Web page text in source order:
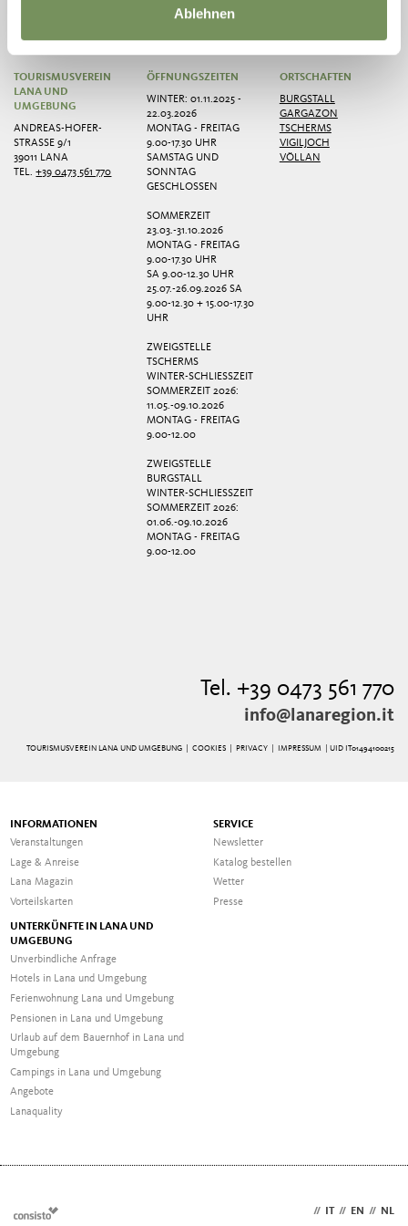
Ablehnen
TOURISMUSVEREIN
LANA UND
UMGEBUNG
ANDREAS-HOFER-
STRASSE 9/1
39011 LANA
TEL.+39 0473 561 770
ÖFFNUNGSZEITEN
WINTER: 01.11.2025 -
22.03.2026
MONTAG - FREITAG
9.00-17.30 UHR
SAMSTAG UND
SONNTAG
GESCHLOSSEN
SOMMERZEIT
23.03.-31.10.2026
MONTAG - FREITAG
9.00-17.30 UHR
SA 9.00-12.30 UHR
25.07.-26.09.2026 SA
9.00-12.30 + 15.00-17.30
UHR
ZWEIGSTELLE
TSCHERMS
WINTER-SCHLIESSZEIT
SOMMERZEIT 2026:
11.05.-09.10.2026
MONTAG - FREITAG
9.00-12.00
ZWEIGSTELLE
BURGSTALL
WINTER-SCHLIESSZEIT
SOMMERZEIT 2026:
01.06.-09.10.2026
MONTAG - FREITAG
9.00-12.00
ORTSCHAFTEN
BURGSTALL
GARGAZON
TSCHERMS
VIGILJOCH
VÖLLAN
Tel. +39 0473 561 770
info@lanaregion.it
TOURISMUSVEREIN LANA UND UMGEBUNG | COOKIES| PRIVACY| IMPRESSUM | UID IT01494100215
INFORMATIONEN
Veranstaltungen
Lage & Anreise
Lana Magazin
Vorteilskarten
SERVICE
Newsletter
Katalog bestellen
Wetter
Presse
UNTERKÜNFTE IN LANA UND
UMGEBUNG
Unverbindliche Anfrage
Hotels in Lana und Umgebung
Ferienwohnung Lana und Umgebung
Pensionen in Lana und Umgebung
Urlaub auf dem Bauernhof in Lana und
Umgebung
Campings in Lana und Umgebung
Angebote
Lanaquality
// IT // EN // NL